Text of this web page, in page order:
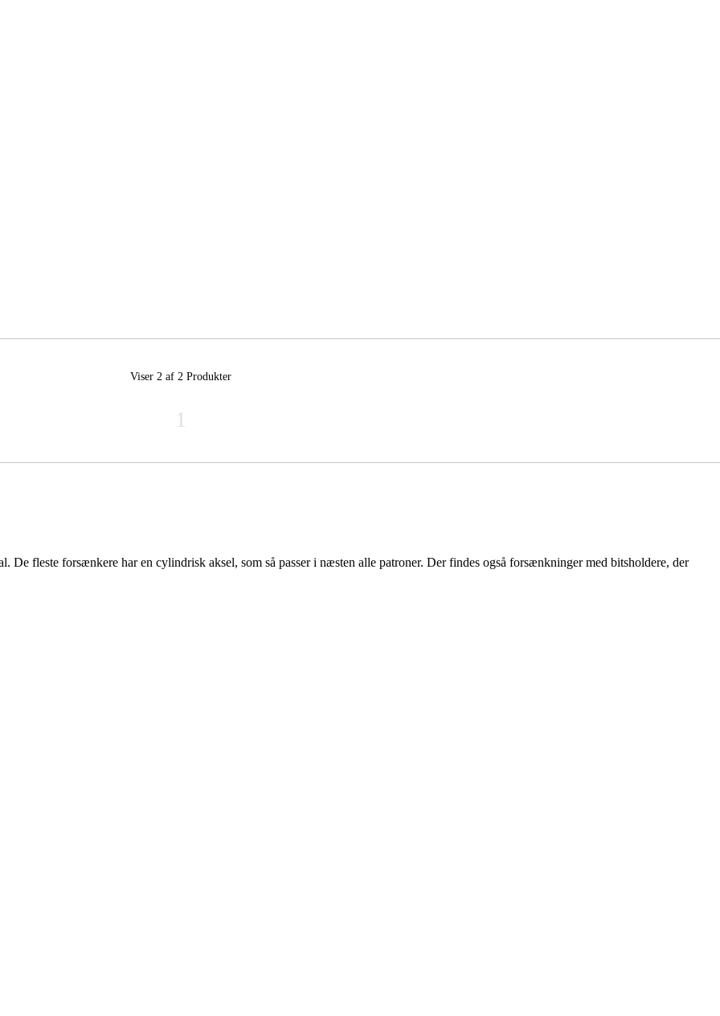
Viser 2 af 2 Produkter
1
fleste forsænkere har en cylindrisk aksel, som så passer i næsten alle patroner. Der findes også forsænkninger med bitsholdere, der